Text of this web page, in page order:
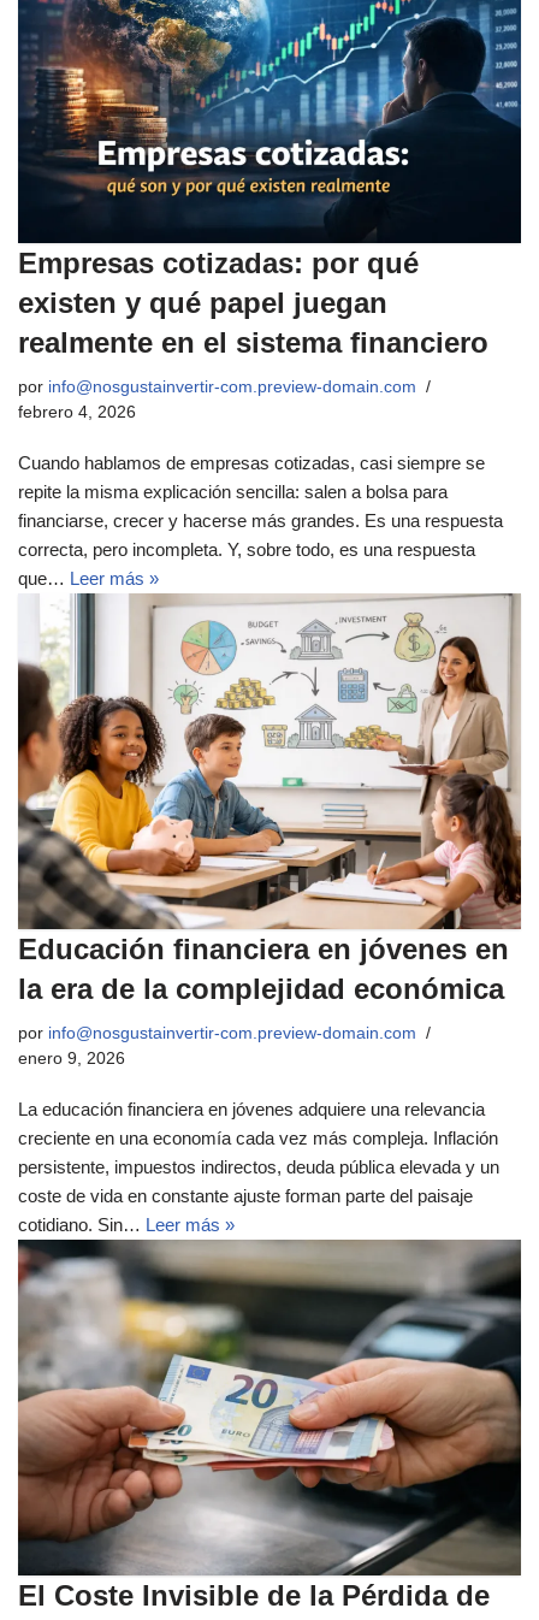
Empresas cotizadas: por qué
existen y qué papel juegan
realmente en el sistema financiero
por info@nosgustainvertir-com.preview-domain.com
febrero 4, 2026
Cuando hablamos de empresas cotizadas, casi siempre se
repite la misma explicación sencilla: salen a bolsa para
financiarse, crecer y hacerse más grandes. Es una respuesta
correcta, pero incompleta. Y, sobre todo, es una respuesta
que… Leer más »
Educación financiera en jóvenes en
la era de la complejidad económica
por info@nosgustainvertir-com.preview-domain.com
enero 9, 2026
La educación financiera en jóvenes adquiere una relevancia
creciente en una economía cada vez más compleja. Inflación
persistente, impuestos indirectos, deuda pública elevada y un
coste de vida en constante ajuste forman parte del paisaje
cotidiano. Sin… Leer más »
El Coste Invisible de la Pérdida de